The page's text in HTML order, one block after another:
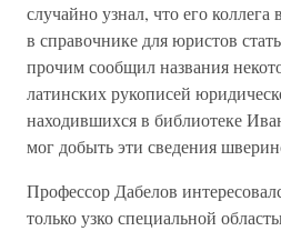
случайно узнал, что его
в справочнике для юристов
прочим сообщил названия
латинских рукописей
находившихся в библиотеке
мог добыть эти сведения
Профессор Дабелов
только узко специальной